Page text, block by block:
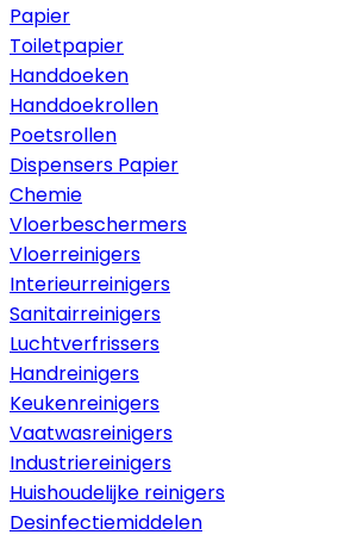
Papier
Toiletpapier
Handdoeken
Handdoekrollen
Poetsrollen
Dispensers Papier
Chemie
Vloerbeschermers
Vloerreinigers
Interieurreinigers
Sanitairreinigers
Luchtverfrissers
Handreinigers
Keukenreinigers
Vaatwasreinigers
Industriereinigers
Huishoudelijke reinigers
Desinfectiemiddelen